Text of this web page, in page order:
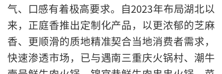
气、口感有着极高要求。自2023年布局湖北以
来，正庭香推出定制化产品，以更浓郁的芝麻
香、更顺滑的质地精准契合当地消费者需求，
快速渗透市场，已与遇南三重庆火锅村、潮牛